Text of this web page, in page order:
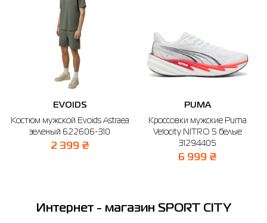
EVOIDS
Костюм мужской Evoids Astraea
зеленый 622606-310
2 399 ₴
PUMA
Кроссовки мужские Puma
Velocity NITRO 5 белые
31294405
6 999 ₴
Интернет - магазин SPORT CITY